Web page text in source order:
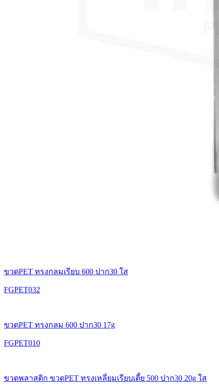
ขวดPET ทรงกลมเรียบ 600 ปาก30 ใส
FGPET032
ขวดPET ทรงกลม 600 ปาก30 17g
FGPET010
ขวดพลาสติก ขวดPET ทรงเหลี่ยมเรียบเตี้ย 500 ปาก30 20g ใส